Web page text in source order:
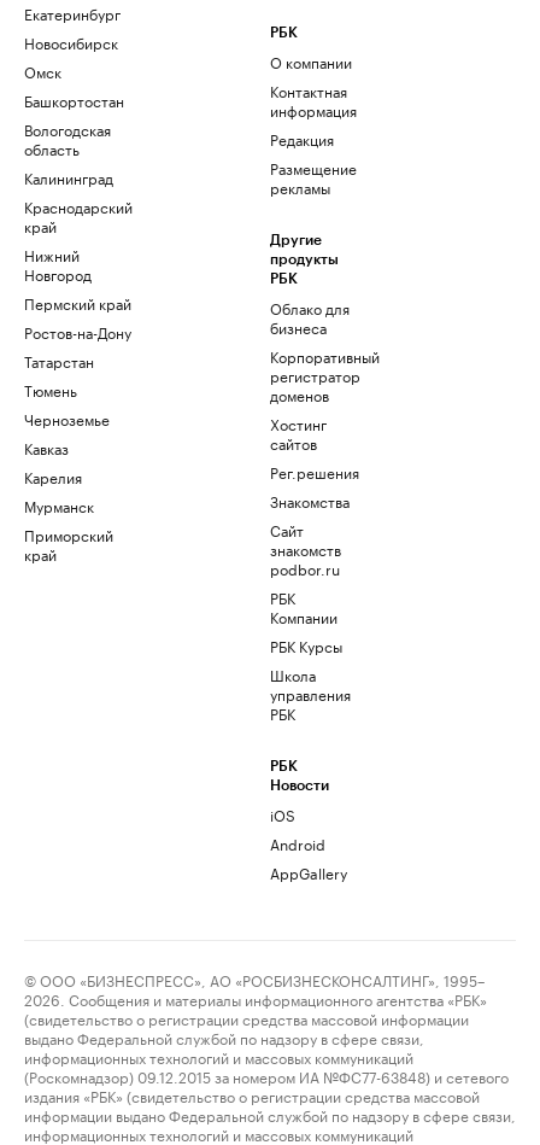
Екатеринбург
Новосибирск
Омск
Башкортостан
Вологодская
область
Калининград
Краснодарский
край
Нижний
Новгород
Пермский край
Ростов-на-Дону
Татарстан
Тюмень
Черноземье
Кавказ
Карелия
Мурманск
Приморский
край
РБК
О компании
Контактная
информация
Редакция
Размещение
рекламы
Другие
продукты
РБК
Облако для
бизнеса
Корпоративный
регистратор
доменов
Хостинг
сайтов
Рег.решения
Знакомства
Сайт
знакомств
podbor.ru
РБК
Компании
РБК Курсы
Школа
управления
РБК
РБК
Новости
iOS
Android
AppGallery
© ООО «БИЗНЕСПРЕСС», АО «РОСБИЗНЕСКОНСАЛТИНГ», 1995–
2026. Сообщения и материалы информационного агентства «РБК»
(свидетельство о регистрации средства массовой информации
выдано Федеральной службой по надзору в сфере связи,
информационных технологий и массовых коммуникаций
(Роскомнадзор) 09.12.2015 за номером ИА №ФС77-63848) и сетевого
издания «РБК» (свидетельство о регистрации средства массовой
информации выдано Федеральной службой по надзору в сфере связи,
информационных технологий и массовых коммуникаций